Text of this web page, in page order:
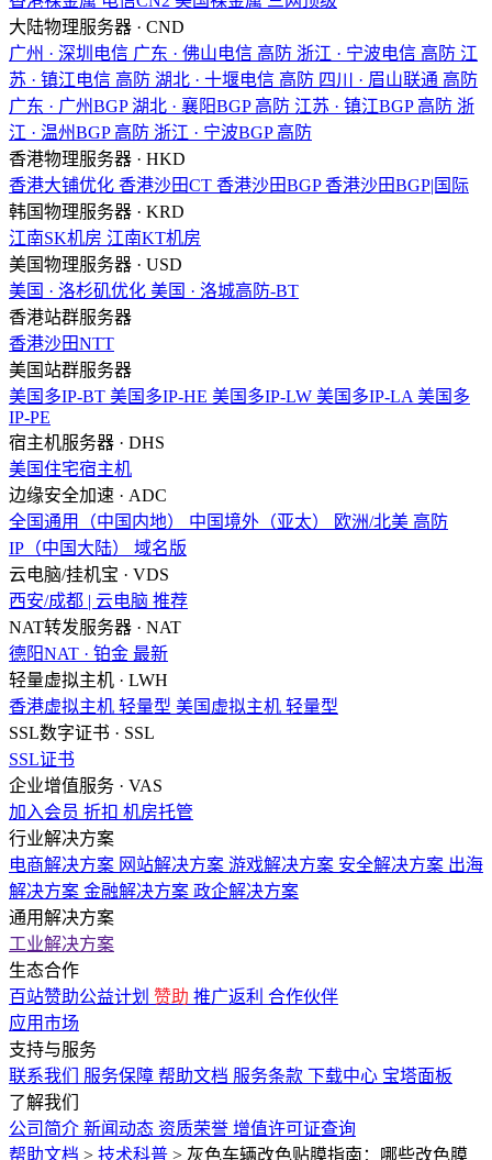
大陆物理服务器 · CND
广州 · 深圳电信 广东 · 佛山电信 高防 浙江 · 宁波电信 高防 江
苏 · 镇江电信 高防 湖北 · 十堰电信 高防 四川 · 眉山联通 高防
广东 · 广州BGP 湖北 · 襄阳BGP 高防 江苏 · 镇江BGP 高防 浙
江 · 温州BGP 高防 浙江 · 宁波BGP 高防
香港物理服务器 · HKD
香港大铺优化 香港沙田CT 香港沙田BGP 香港沙田BGP|国际
韩国物理服务器 · KRD
江南SK机房 江南KT机房
美国物理服务器 · USD
美国 · 洛杉矶优化 美国 · 洛城高防-BT
香港站群服务器
香港沙田NTT
美国站群服务器
美国多IP-BT 美国多IP-HE 美国多IP-LW 美国多IP-LA 美国多
IP-PE
宿主机服务器 · DHS
美国住宅宿主机
边缘安全加速 · ADC
全国通用（中国内地）
中国境外（亚太） 欧洲/北美 高防
IP（中国大陆）
域名版
云电脑/挂机宝 · VDS
西安/成都 | 云电脑 推荐
NAT转发服务器 · NAT
德阳NAT · 铂金 最新
轻量虚拟主机 · LWH
香港虚拟主机 轻量型 美国虚拟主机 轻量型
SSL数字证书 · SSL
SSL证书
企业增值服务 · VAS
加入会员 折扣 机房托管
行业解决方案
电商解决方案 网站解决方案 游戏解决方案 安全解决方案 出海
解决方案 金融解决方案 政企解决方案
通用解决方案
工业解决方案
生态合作
百站赞助公益计划 赞助 推广返利 合作伙伴
应用市场
支持与服务
联系我们
服务保障 帮助文档 服务条款 下载中心 宝塔面板
了解我们
公司简介 新闻动态 资质荣誉 增值许可证查询
帮助文档 > 技术科普 > 灰色车辆改色贴膜指南：哪些改色膜